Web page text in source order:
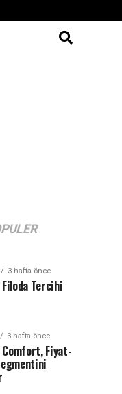
3 hafta önce
Tercihi
3 hafta önce
Comfort, Fiyat-